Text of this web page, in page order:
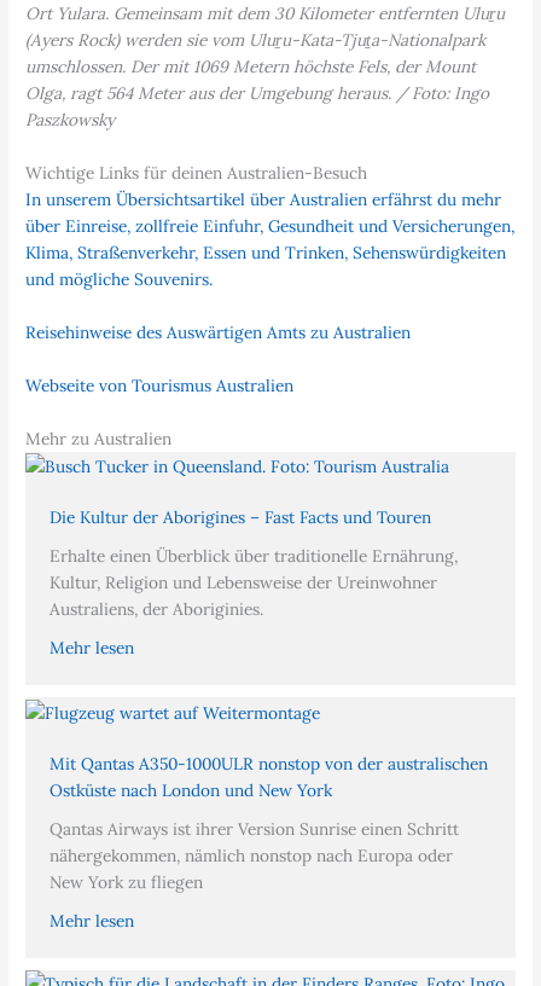
Ort Yulara. Gemeinsam mit dem 30 Kilometer entfernten Uluṟu
(Ayers Rock) werden sie vom Uluṟu-Kata-Tjuṯa-Nationalpark
umschlossen. Der mit 1069 Metern höchste Fels, der Mount
Olga, ragt 564 Meter aus der Umgebung heraus. / Foto: Ingo
Paszkowsky
Wichtige Links für deinen Australien-Besuch
In unserem Übersichtsartikel über Australien erfährst du mehr
über Einreise, zollfreie Einfuhr, Gesundheit und Versicherungen,
Klima, Straßenverkehr, Essen und Trinken, Sehenswürdigkeiten
und mögliche Souvenirs.
Reisehinweise des Auswärtigen Amts zu Australien
Webseite von Tourismus Australien
Mehr zu Australien
Die Kultur der Aborigines – Fast Facts und Touren
Erhalte einen Überblick über traditionelle Ernährung,
Kultur, Religion und Lebensweise der Ureinwohner
Australiens, der Aboriginies.
Mehr lesen
Mit Qantas A350-1000ULR nonstop von der australischen
Ostküste nach London und New York
Qantas Airways ist ihrer Version Sunrise einen Schritt
nähergekommen, nämlich nonstop nach Europa oder
New York zu fliegen
Mehr lesen